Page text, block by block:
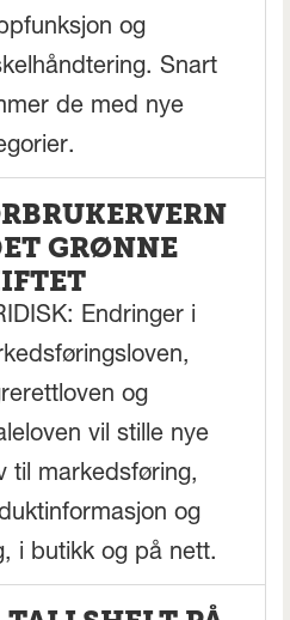
og
Snart
de med nye
GRØNNE
Endringer i
og
vil stille nye
til markedsføring,
og
i butikk og på nett.